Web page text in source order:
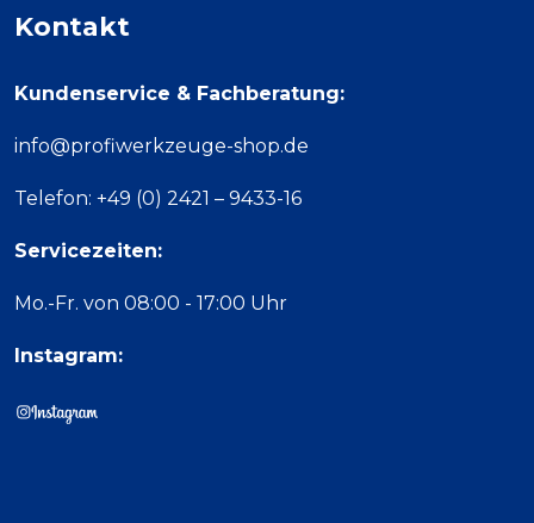
Kontakt
Kundenservice & Fachberatung:
info@profiwerkzeuge-shop.de
Telefon: +49 (0) 2421 – 9433-16
Servicezeiten:
Mo.-Fr. von 08:00 - 17:00 Uhr
Instagram: